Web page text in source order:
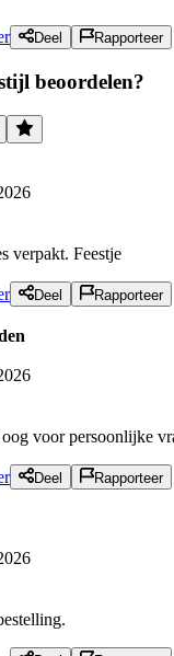
Deel Rapporteer
beoordelen?
verpakt. Feestje
Deel Rapporteer
voor persoonlijke
Deel Rapporteer